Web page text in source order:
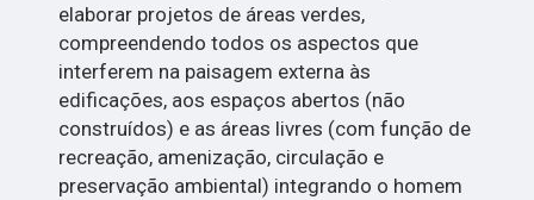
elaborar projetos de áreas verdes,
compreendendo todos os aspectos que
interferem na paisagem externa às
edificações, aos espaços abertos (não
construídos) e as áreas livres (com função de
recreação, amenização, circulação e
preservação ambiental) integrando o homem